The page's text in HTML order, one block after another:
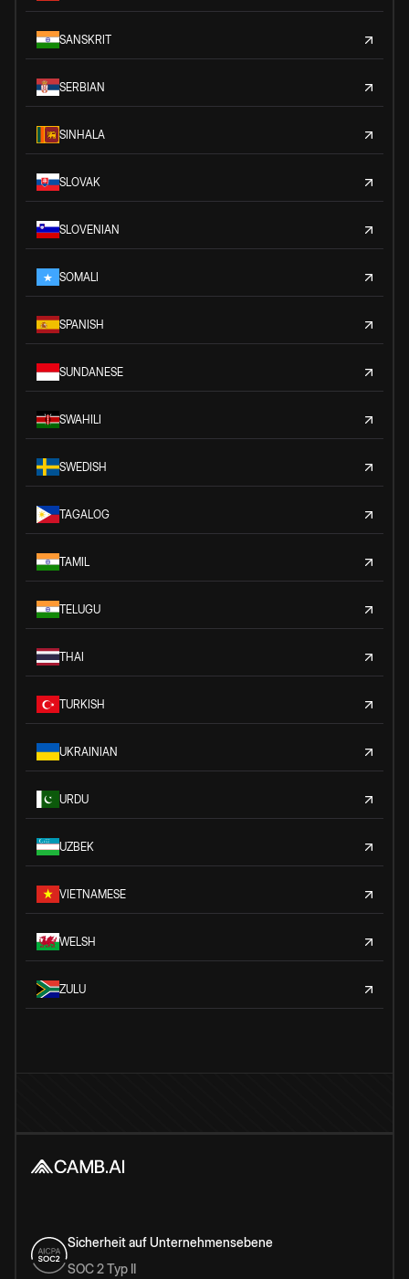
SANSKRIT
SERBIAN
SINHALA
SLOVAK
SLOVENIAN
SOMALI
SPANISH
SUNDANESE
SWAHILI
SWEDISH
TAGALOG
TAMIL
TELUGU
THAI
TURKISH
UKRAINIAN
URDU
UZBEK
VIETNAMESE
WELSH
ZULU
Sicherheit auf Unternehmensebene
SOC 2 Typ II